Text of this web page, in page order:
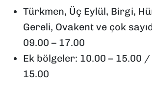
Türkmen, Üç Eylül, Birgi,
Gereli, Ovakent ve çok
09.00 – 17.00
Ek bölgeler: 10.00 – 15.00 /
15.00